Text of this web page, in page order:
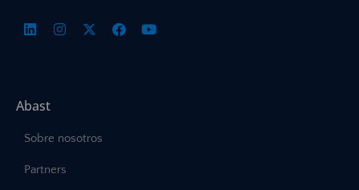
Abast
Sobre nosotros
Partners